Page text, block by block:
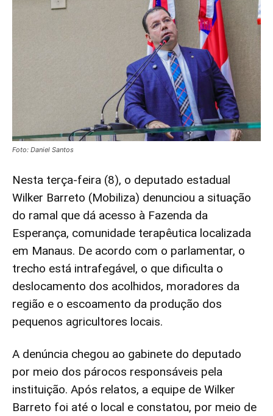
Foto: Daniel Santos
Nesta terça-feira (8), o deputado estadual
Wilker Barreto (Mobiliza) denunciou a situação
do ramal que dá acesso à Fazenda da
Esperança, comunidade terapêutica localizada
em Manaus. De acordo com o parlamentar, o
trecho está intrafegável, o que dificulta o
deslocamento dos acolhidos, moradores da
região e o escoamento da produção dos
pequenos agricultores locais.
A denúncia chegou ao gabinete do deputado
por meio dos párocos responsáveis pela
instituição. Após relatos, a equipe de Wilker
Barreto foi até o local e constatou, por meio de